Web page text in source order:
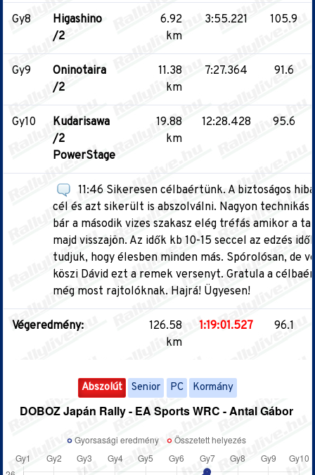
Gy8
Higashino
/2
6.92
km
3:55.221 105.9
Gy9
Oninotaira
/2
11.38
km
7:27.364 91.6
Gy10
Kudarisawa
/2
PowerStage
19.88
km
12:28.428 95.6
11:46 Sikeresen célbaértünk. A biztoságos
cél és azt sikerült is abszolválni. Nagyon technikás
bár a második vizes szakasz elég tréfás amikor a
majd visszajön. Az idők kb 10-15 seccel az edzés
tudjuk, hogy élesben minden más. Spórolósan, de
köszi Dávid ezt a remek versenyt. Gratula a
még most rajtolóknak. Hajrá! Ügyesen!
Végeredmény:
126.58
km
1:19:01.527 96.1
Abszolút Senior PC Kormány